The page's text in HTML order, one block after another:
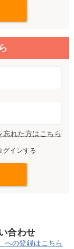
忘れた方はこちら
グインする
合わせ
への登録はこちら